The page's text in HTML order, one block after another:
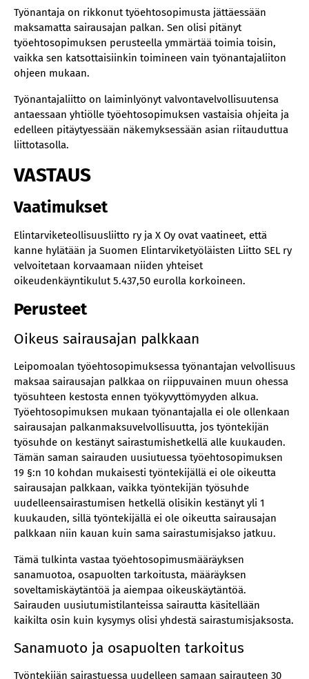
Työnantaja on rikkonut työehtosopimusta jättäessään
maksamatta sairausajan palkan. Sen olisi pitänyt
työehtosopimuksen perusteella ymmärtää toimia toisin,
vaikka sen katsottaisiinkin toimineen vain työnantajaliiton
ohjeen mukaan.
Työnantajaliitto on laiminlyönyt valvontavelvollisuutensa
antaessaan yhtiölle työehtosopimuksen vastaisia ohjeita ja
edelleen pitäytyessään näkemyksessään asian riitauduttua
liittotasolla.
VASTAUS
Vaatimukset
Elintarviketeollisuusliitto ry ja X Oy ovat vaatineet, että
kanne hylätään ja Suomen Elintarviketyöläisten Liitto SEL ry
velvoitetaan korvaamaan niiden yhteiset
oikeudenkäyntikulut 5.437,50 eurolla korkoineen.
Perusteet
Oikeus sairausajan palkkaan
Leipomoalan työehtosopimuksessa työnantajan velvollisuus
maksaa sairausajan palkkaa on riippuvainen muun ohessa
työsuhteen kestosta ennen työkyvyttömyyden alkua.
Työehtosopimuksen mukaan työnantajalla ei ole ollenkaan
sairausajan palkanmaksuvelvollisuutta, jos työntekijän
työsuhde on kestänyt sairastumishetkellä alle kuukauden.
Tämän saman sairauden uusiutuessa työehtosopimuksen
19 §:n 10 kohdan mukaisesti työntekijällä ei ole oikeutta
sairausajan palkkaan, vaikka työntekijän työsuhde
uudelleensairastumisen hetkellä olisikin kestänyt yli 1
kuukauden, sillä työntekijällä ei ole oikeutta sairausajan
palkkaan niin kauan kuin sama sairastumisjakso jatkuu.
Tämä tulkinta vastaa työehtosopimusmääräyksen
sanamuotoa, osapuolten tarkoitusta, määräyksen
soveltamiskäytäntöä ja aiempaa oikeuskäytäntöä.
Sairauden uusiutumistilanteissa sairautta käsitellään
kaikilta osin kuin kysymys olisi yhdestä sairastumisjaksosta.
Sanamuoto ja osapuolten tarkoitus
Työntekijän sairastuessa uudelleen samaan sairauteen 30